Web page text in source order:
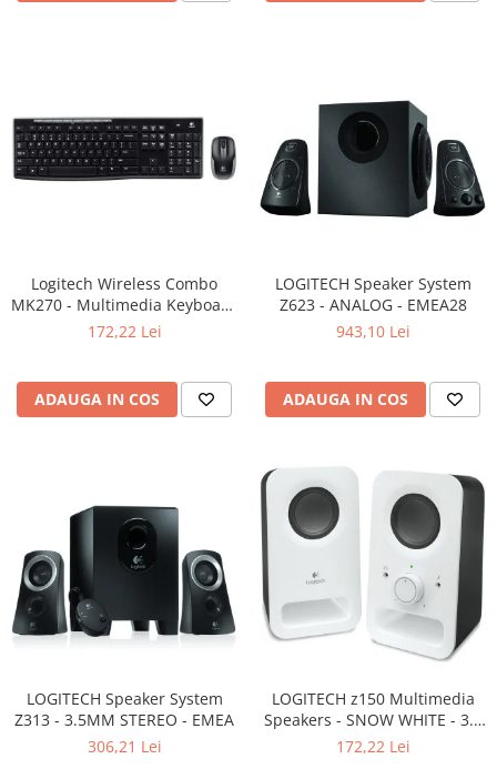
Componente Server
Servere
Printing
Multifunctionale
Imprimante 3D
Multiboard & Accessorii
Multimedia
Foto & Video
Cloud si Aplicatii SaaS
Securitate Date
Logitech Wireless Combo
MK270 - Multimedia Keyboard
+ Mouse, Black
172,22 Lei
ADAUGA IN COS
LOGITECH Speaker System
Z623 - ANALOG - EMEA28
943,10 Lei
ADAUGA IN COS
LOGITECH Speaker System
Z313 - 3.5MM STEREO - EMEA
306,21 Lei
LOGITECH z150 Multimedia
Speakers - SNOW WHITE - 3.5
MM - EU
172,22 Lei